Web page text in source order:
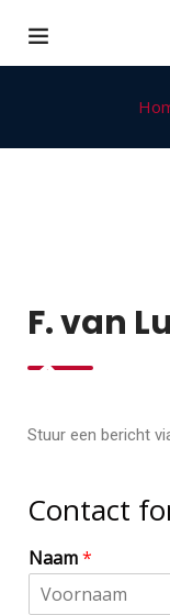
F. van
Stuur een bericht
Contact
Naam*